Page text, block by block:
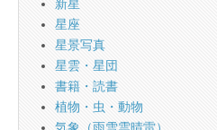
新星
星座
星景写真
星雲・星団
書籍・読書
植物・虫・動物
気象（雨雪雲晴雷）